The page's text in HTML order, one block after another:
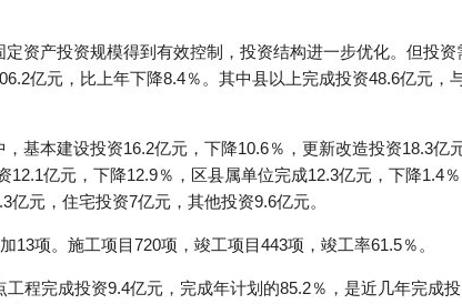
资产投资规模得到有效控制，投资结构进一步优化。但投
亿元，比上年下降8.4％。其中县以上完成投资48.6亿元，
基本建设投资16.2亿元，下降10.6％，更新改造投资18.3亿
12.1亿元，下降12.9％，区县属单位完成12.3亿元，下降1.4
元，住宅投资7亿元，其他投资9.6亿元。
13项。施工项目720项，竣工项目443项，竣工率61.5％。
程完成投资9.4亿元，完成年计划的85.2％，是近几年完成